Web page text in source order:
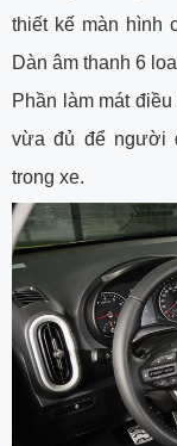
thiết kế màn hình
Dàn âm thanh 6
Phần làm mát
vừa đủ để người
trong xe.